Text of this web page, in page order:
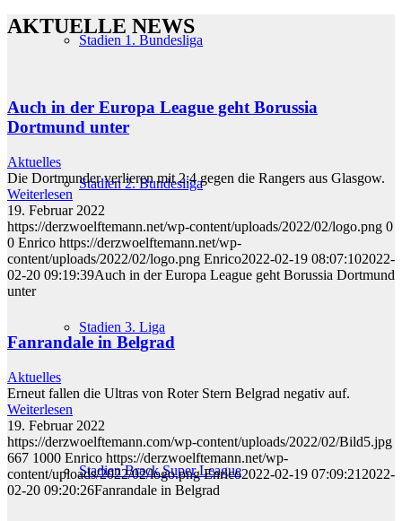
Stadien 1. Bundesliga
Stadien 2. Bundesliga
Stadien 3. Liga
Stadien Brack Super League
AKTUELLE NEWS
Auch in der Europa League geht Borussia
Dortmund unter
Aktuelles
Die Dortmunder verlieren mit 2:4 gegen die Rangers aus Glasgow.
Weiterlesen
19. Februar 2022
https://derzwoelftemann.net/wp-content/uploads/2022/02/logo.png 0
0 Enrico https://derzwoelftemann.net/wp-
content/uploads/2022/02/logo.png Enrico2022-02-19 08:07:102022-
02-20 09:19:39Auch in der Europa League geht Borussia Dortmund
unter
Fanrandale in Belgrad
Aktuelles
Erneut fallen die Ultras von Roter Stern Belgrad negativ auf.
Weiterlesen
19. Februar 2022
https://derzwoelftemann.com/wp-content/uploads/2022/02/Bild5.jpg
667 1000 Enrico https://derzwoelftemann.net/wp-
content/uploads/2022/02/logo.png Enrico2022-02-19 07:09:21 2022-
02-20 09:20:26Fanrandale in Belgrad